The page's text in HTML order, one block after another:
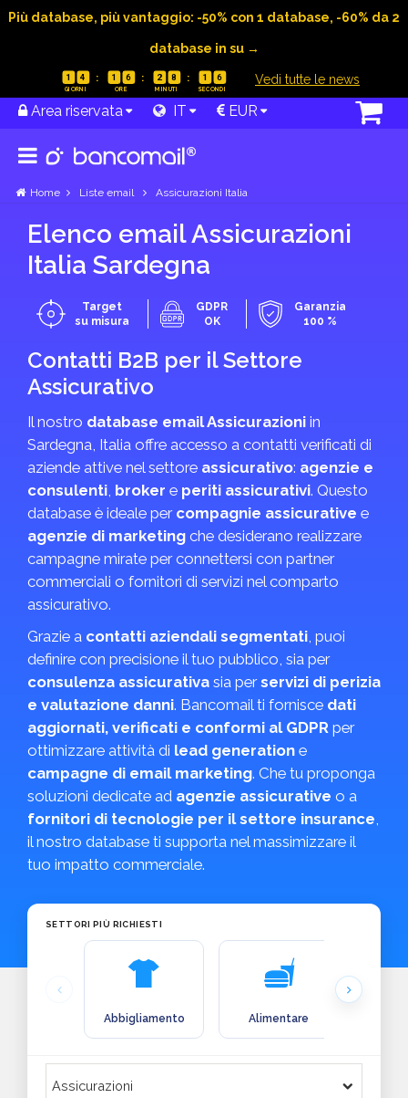
Più database, più vantaggio: -50% con 1 database, -60% da 2
database in su →
1 4 1 6 2 8 1 5 Vedi tutte le news
Area riservata IT EUR
Home Liste email Assicurazioni Italia
Elenco email Assicurazioni
Italia Sardegna
Target
su misura
GDPR
OK
Garanzia
100 %
Contatti B2B per il Settore
Assicurativo
Il nostro database email Assicurazioni in
Sardegna, Italia offre accesso a contatti verificati di
aziende attive nel settore assicurativo: agenzie e
consulenti, broker e periti assicurativi. Questo
database è ideale per compagnie assicurative e
agenzie di marketing che desiderano realizzare
campagne mirate per connettersi con partner
commerciali o fornitori di servizi nel comparto
assicurativo.
Grazie a contatti aziendali segmentati, puoi
definire con precisione il tuo pubblico, sia per
consulenza assicurativa sia perservizi di perizia
e valutazione danni. Bancomail ti fornisce dati
aggiornati, verificati e conformi al GDPR per
ottimizzare attività di lead generation e
campagne di email marketing. Che tu proponga
soluzioni dedicate ad agenzie assicurative o a
fornitori di tecnologie per il settore insurance,
il nostro database ti supporta nel massimizzare il
tuo impatto commerciale.
SETTORI PIÙ RICHIESTI
Abbigliamento Alimentare